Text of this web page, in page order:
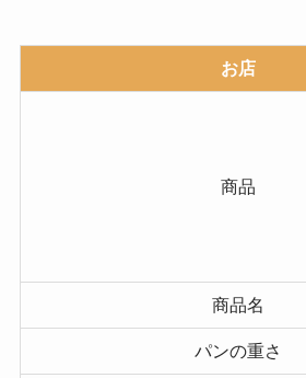
お店
商品
商品名
パンの重さ